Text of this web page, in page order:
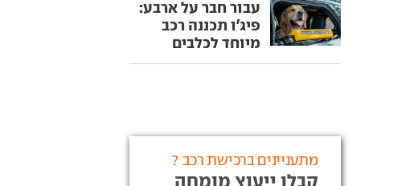
עבור חבר על ארבע:
פיג'ו תכננה רכב
מיוחד לכלבים
מתעניינים ברכישת רכב ?
קבלו ייעוץ מומחה